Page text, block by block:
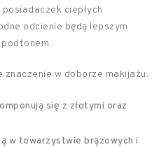
ciepłych
odcienie będą lepszym
znaczenie w doborze makijażu:
się z złotymi oraz
w towarzystwie brązowych i